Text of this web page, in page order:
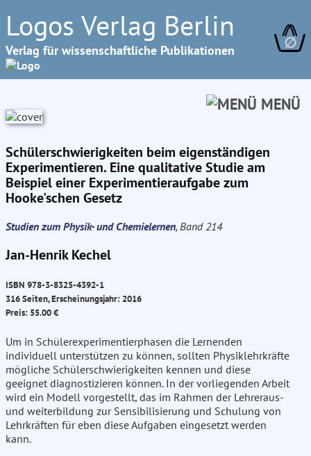
Logos Verlag Berlin
Verlag für wissenschaftliche Publikationen ∅
MENÜ
Schülerschwierigkeiten beim eigenständigen
Experimentieren. Eine qualitative Studie am
Beispiel einer Experimentieraufgabe zum
Hooke'schen Gesetz
Studien zum Physik- und Chemielernen, Band 214
Jan-Henrik Kechel
ISBN 978-3-8325-4392-1
316 Seiten, Erscheinungsjahr: 2016
Preis: 55.00 €
Um in Schülerexperimentierphasen die Lernenden
individuell unterstützen zu können, sollten Physiklehrkräfte
mögliche Schülerschwierigkeiten kennen und diese
geeignet diagnostizieren können. In der vorliegenden Arbeit
wird ein Modell vorgestellt, das im Rahmen der Lehreraus-
und weiterbildung zur Sensibilisierung und Schulung von
Lehrkräften für eben diese Aufgaben eingesetzt werden
kann.